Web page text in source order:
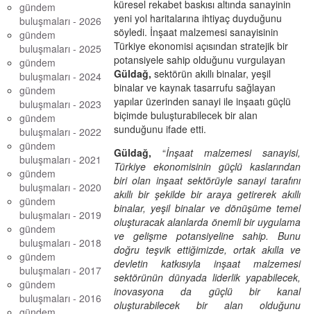
gündem
buluşmaları - 2026
gündem
buluşmaları - 2025
gündem
buluşmaları - 2024
gündem
buluşmaları - 2023
gündem
buluşmaları - 2022
gündem
buluşmaları - 2021
gündem
buluşmaları - 2020
gündem
buluşmaları - 2019
gündem
buluşmaları - 2018
gündem
buluşmaları - 2017
gündem
buluşmaları - 2016
küresel rekabet baskısı altında sanayinin
yeni yol haritalarına ihtiyaç duyduğunu
söyledi. İnşaat malzemesi sanayisinin
Türkiye ekonomisi açısından stratejik bir
potansiyele sahip olduğunu vurgulayan
Güldağ, sektörün akıllı binalar, yeşil
binalar ve kaynak tasarrufu sağlayan
yapılar üzerinden sanayi ile inşaatı güçlü
biçimde buluşturabilecek bir alan
sunduğunu ifade etti.
Güldağ, “İnşaat malzemesi sanayisi,
Türkiye ekonomisinin güçlü kaslarından
biri olan inşaat sektörüyle sanayi tarafını
akıllı bir şekilde bir araya getirerek akıllı
binalar, yeşil binalar ve dönüşüme temel
oluşturacak alanlarda önemli bir uygulama
ve gelişme potansiyeline sahip. Bunu
doğru teşvik ettiğimizde, ortak akılla ve
devletin katkısıyla inşaat malzemesi
sektörünün dünyada liderlik yapabilecek,
inovasyona da güçlü bir kanal
oluşturabilecek bir alan olduğunu